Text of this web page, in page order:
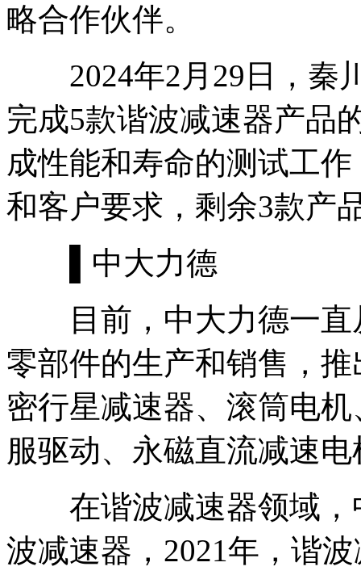
略合作伙伴。
2024年2月29日，秦
完成5款谐波减速器产品
成性能和寿命的测试工
和客户要求，剩余3款产
▌中大力德
目前，中大力德一直
零部件的生产和销售，
密行星减速器、滚筒电
服驱动、永磁直流减速
在谐波减速器领域，
波减速器，2021年，谐